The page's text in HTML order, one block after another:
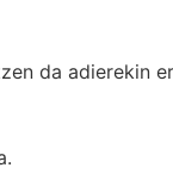
da adierekin